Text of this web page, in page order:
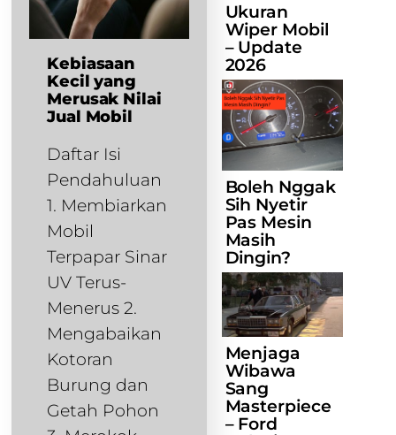
Kebiasaan
Kecil yang
Merusak Nilai
Jual Mobil
Daftar Isi
Pendahuluan
1. Membiarkan
Mobil
Terpapar Sinar
UV Terus-
Menerus 2.
Mengabaikan
Kotoran
Burung dan
Getah Pohon
Ukuran
Wiper Mobil
– Update
2026
Boleh Nggak
Sih Nyetir
Pas Mesin
Masih
Dingin?
Menjaga
Wibawa
Sang
Masterpiece
– Ford